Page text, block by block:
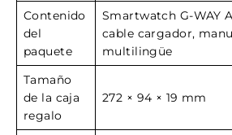
Contenido
del
paquete
Smartwatch G-WAY
cable cargador,
multilingüe
Tamaño
de la caja
regalo
272 × 94 × 19 mm